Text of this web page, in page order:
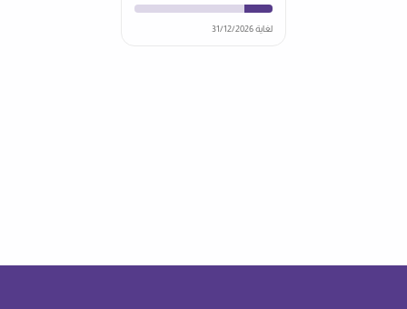
لغاية 31/12/2026